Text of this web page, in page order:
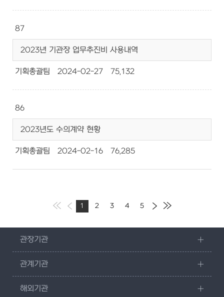
87
2023년 기관장 업무추진비 사용내역
기획총괄팀 2024-02-27 75,132
86
2023년도 수의계약 현황
기획총괄팀 2024-02-16 76,285
1 2 3 4 5
관장기관
관계기관
해외기관